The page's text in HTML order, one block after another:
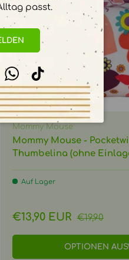
Mommy Mouse
Mommy Mouse -
Thumbelina (ohne
Auf Lager
Verkaufspreis
€13,90 EUR Normaler
€19,90
OPTIONEN
passt.
WhatsApp
TikTok